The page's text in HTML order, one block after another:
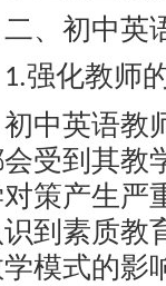
初中英语
1.强化教师
英语教师
受到其教
策产生严
到素质教
模式的影